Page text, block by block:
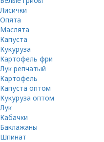
Лисички
Опята
Маслята
Капуста
Кукуруза
Картофель фри
Лук репчатый
Картофель
Капуста оптом
Кукуруза оптом
Лук
Кабачки
Баклажаны
Шпинат